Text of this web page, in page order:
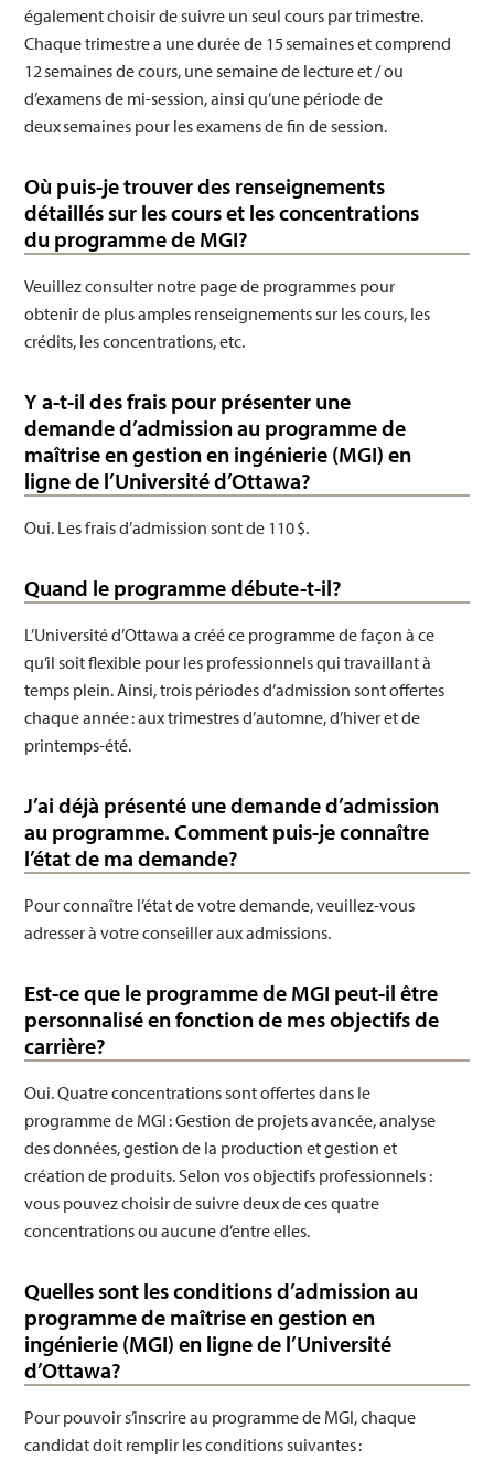
également choisir de suivre un seul cours par trimestre.
Chaque trimestre a une durée de 15 semaines et comprend
12 semaines de cours, une semaine de lecture et / ou
d’examens de mi-session, ainsi qu’une période de
deux semaines pour les examens de fin de session.
Où puis-je trouver des renseignements
détaillés sur les cours et les concentrations
du programme de MGI?
Veuillez consulter notre page de programmes pour
obtenir de plus amples renseignements sur les cours, les
crédits, les concentrations, etc.
Y a-t-il des frais pour présenter une
demande d’admission au programme de
maîtrise en gestion en ingénierie (MGI) en
ligne de l’Université d’Ottawa?
Oui. Les frais d’admission sont de 110 $.
Quand le programme débute-t-il?
L’Université d’Ottawa a créé ce programme de façon à ce
qu’il soit flexible pour les professionnels qui travaillant à
temps plein. Ainsi, trois périodes d’admission sont offertes
chaque année : aux trimestres d’automne, d’hiver et de
printemps-été.
J’ai déjà présenté une demande d’admission
au programme. Comment puis-je connaître
l’état de ma demande?
Pour connaître l’état de votre demande, veuillez-vous
adresser à votre conseiller aux admissions.
Est-ce que le programme de MGI peut-il être
personnalisé en fonction de mes objectifs de
carrière?
Oui. Quatre concentrations sont offertes dans le
programme de MGI : Gestion de projets avancée, analyse
des données, gestion de la production et gestion et
création de produits. Selon vos objectifs professionnels :
vous pouvez choisir de suivre deux de ces quatre
concentrations ou aucune d’entre elles.
Quelles sont les conditions d’admission au
programme de maîtrise en gestion en
ingénierie (MGI) en ligne de l’Université
d’Ottawa?
Pour pouvoir s’inscrire au programme de MGI, chaque
candidat doit remplir les conditions suivantes :